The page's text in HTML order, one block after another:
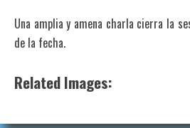
Una amplia y amena charla cierra la
de la fecha.
Related Images: